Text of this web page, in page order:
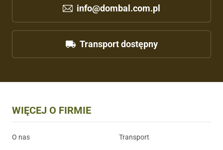
info@dombal.com.pl
Transport dostępny
WIĘCEJ O FIRMIE
O nas Transport